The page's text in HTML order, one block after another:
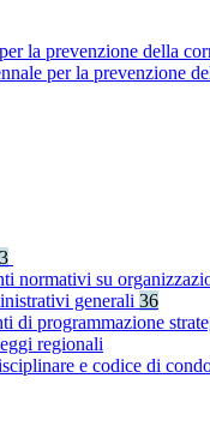
la prevenzione della
per la prevenzione
normativi su
generali 36
di programmazione
regionali
e codice di